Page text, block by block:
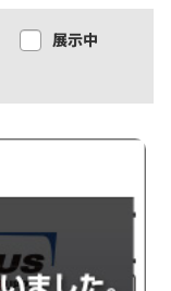
展示中